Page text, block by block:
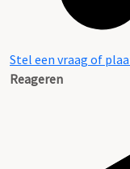
Stel een vraag of
Reageren